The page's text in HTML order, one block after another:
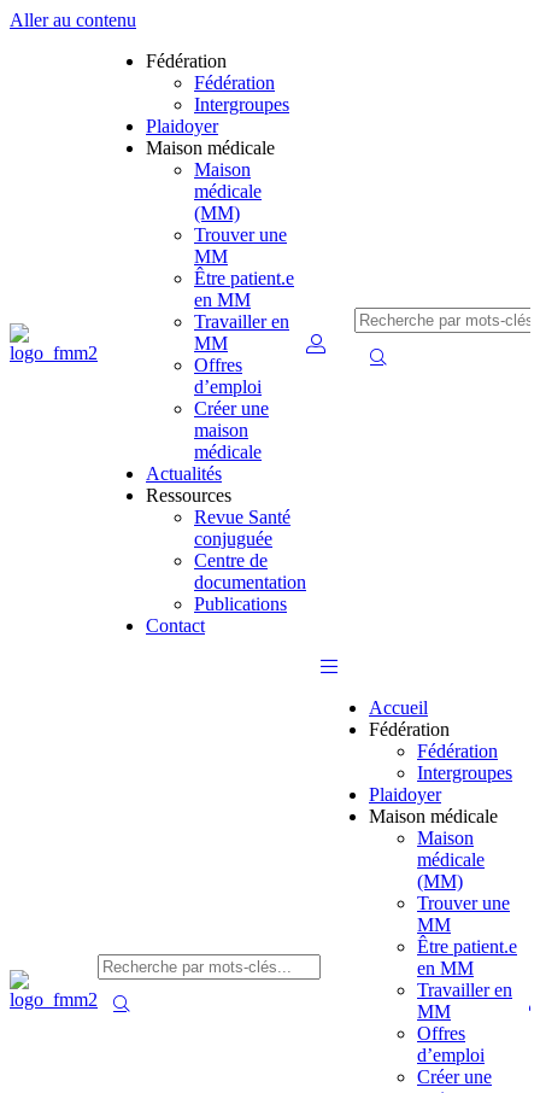
Aller au contenu
Fédération
Fédération
Intergroupes
Plaidoyer
Maison médicale
Maison
médicale
(MM)
Trouver une
MM
Être patient.e
en MM
Travailler en
MM
Offres
d’emploi
Créer une
maison
médicale
Actualités
Ressources
Revue Santé
conjuguée
Centre de
documentation
Publications
Contact
Accueil
Fédération
Fédération
Intergroupes
Plaidoyer
Maison médicale
Maison
médicale
(MM)
Trouver une
MM
Être patient.e
en MM
Travailler en
MM
Offres
d’emploi
Créer une